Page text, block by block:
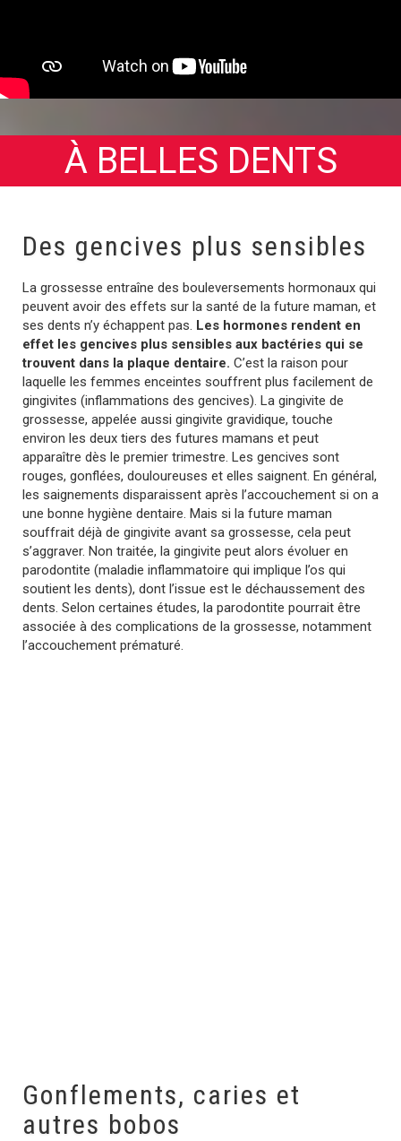
À BELLES DENTS
Des gencives plus sensibles
La grossesse entraîne des bouleversements hormonaux qui
peuvent avoir des effets sur la santé de la future maman, et
ses dents n’y échappent pas. Les hormones rendent en
effet les gencives plus sensibles aux bactéries qui se
trouvent dans la plaque dentaire. C’est la raison pour
laquelle les femmes enceintes souffrent plus facilement de
gingivites (inflammations des gencives). La gingivite de
grossesse, appelée aussi gingivite gravidique, touche
environ les deux tiers des futures mamans et peut
apparaître dès le premier trimestre. Les gencives sont
rouges, gonflées, douloureuses et elles saignent. En général,
les saignements disparaissent après l’accouchement si on a
une bonne hygiène dentaire. Mais si la future maman
souffrait déjà de gingivite avant sa grossesse, cela peut
s’aggraver. Non traitée, la gingivite peut alors évoluer en
parodontite (maladie inflammatoire qui implique l’os qui
soutient les dents), dont l’issue est le déchaussement des
dents. Selon certaines études, la parodontite pourrait être
associée à des complications de la grossesse, notamment
l’accouchement prématuré.
Gonflements, caries et
autres bobos